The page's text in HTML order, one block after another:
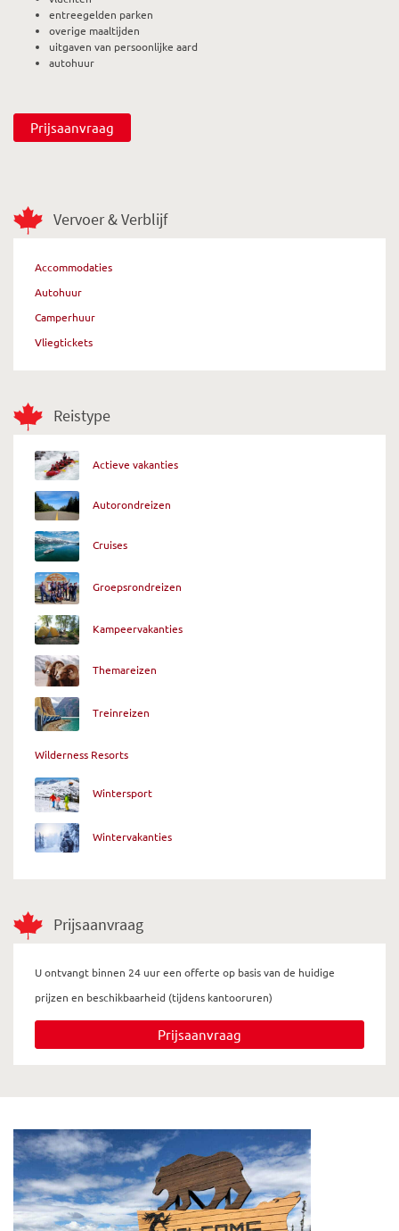
Vervoer & Verblijf
Accommodaties
Autohuur
Camperhuur
Vliegtickets
Reistype
Actieve vakanties
Autorondreizen
Cruises
Groepsrondreizen
Kampeervakanties
Themareizen
Treinreizen
Wilderness Resorts
Wintersport
Wintervakanties
Prijsaanvraag
U ontvangt binnen 24 uur een offerte op basis van de huidige
prijzen en beschikbaarheid (tijdens kantooruren)
Prijsaanvraag
entreegelden parken
overige maaltijden
uitgaven van persoonlijke aard
autohuur
Prijsaanvraag